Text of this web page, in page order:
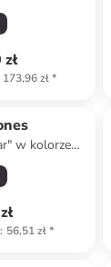
173,96 zł*
w kolorze
: 56,51 zł*